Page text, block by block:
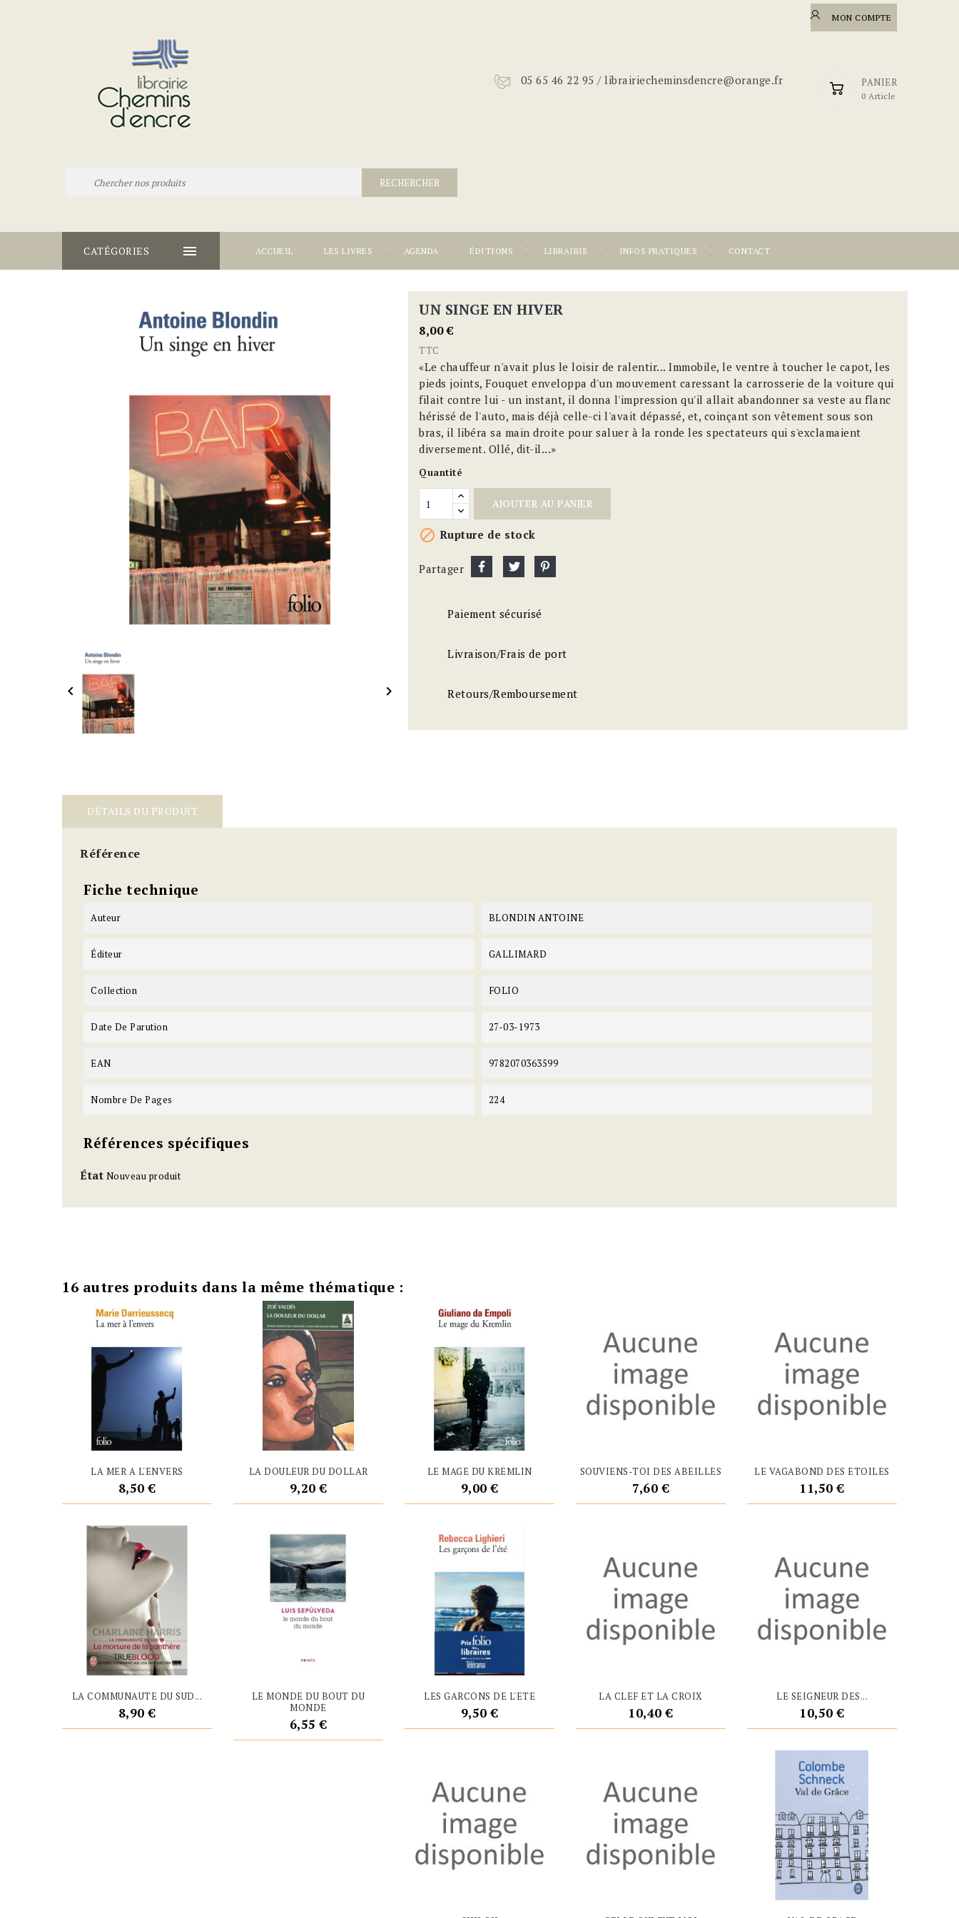
MON COMPTE
PANIER
0 Article
05 65 46 22 95 / librairiecheminsdencre@orange.fr
RECHERCHER

CATÉGORIES ACCUEIL LES LIVRES AGENDA ÉDITIONS LIBRAIRIE INFOS PRATIQUES CONTACT
 
UN SINGE EN HIVER
8,00 €
TTC
«Le chauffeur n'avait plus le loisir de ralentir... Immobile, le ventre à toucher le capot, les
pieds joints, Fouquet enveloppa d'un mouvement caressant la carrosserie de la voiture qui
filait contre lui - un instant, il donna l'impression qu'il allait abandonner sa veste au flanc
hérissé de l'auto, mais déjà celle-ci l'avait dépassé, et, coinçant son vêtement sous son
bras, il libéra sa main droite pour saluer à la ronde les spectateurs qui s'exclamaient
diversement. Ollé, dit-il...»
Quantité
AJOUTER AU PANIER
 Rupture de stock
Partager
Paiement sécurisé
Livraison/Frais de port
Retours/Remboursement
DÉTAILS DU PRODUIT
Référence
Fiche technique
Auteur BLONDIN ANTOINE
Éditeur GALLIMARD
Collection FOLIO
Date De Parution 27-03-1973
EAN 9782070363599
Nombre De Pages 224
Références spécifiques
État Nouveau produit
16 autres produits dans la même thématique :
LA MER A L'ENVERS
Prix
8,50 €
LA DOULEUR DU DOLLAR
Prix
9,20 €
LE MAGE DU KREMLIN
Prix
9,00 €
SOUVIENS-TOI DES ABEILLES
Prix
7,60 €
LE VAGABOND DES ETOILES
Prix
11,50 €
LA COMMUNAUTE DU SUD...
Prix
8,90 €
LE MONDE DU BOUT DU
MONDE
Prix
6,55 €
LES GARCONS DE L'ETE
Prix
9,50 €
LA CLEF ET LA CROIX
Prix
10,40 €
LE SEIGNEUR DES...
Prix
10,50 €